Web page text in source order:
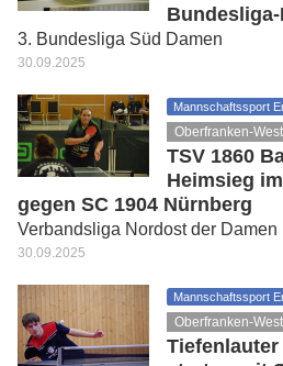
3. Bundesliga Süd Damen
30.09.2025
Mannschaftssport
Oberfranken-West
TSV 1860
Heimsieg
gegen SC 1904 Nürnberg
Verbandsliga Nordost der Damen
30.09.2025
Mannschaftssport
Oberfranken-West